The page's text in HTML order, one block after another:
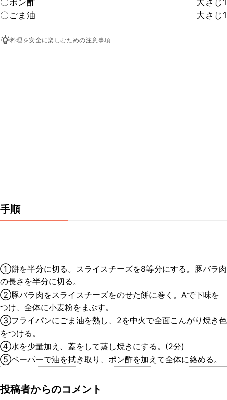
〇ポン酢
大さじ1
〇ごま油
大さじ1
料理を安全に楽しむための注意事項
手順
①餅を半分に切る。スライスチーズを8等分にする。豚バラ肉
の長さを半分に切る。
②豚バラ肉をスライスチーズをのせた餅に巻く。Aで下味を
つけ、全体に小麦粉をまぶす。
③フライパンにごま油を熱し、2を中火で全面こんがり焼き色
をつける。
④水を少量加え、蓋をして蒸し焼きにする。(2分)
⑤ペーパーで油を拭き取り、ポン酢を加えて全体に絡める。
投稿者からのコメント